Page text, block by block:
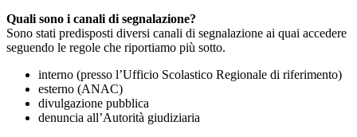
Quali sono i canali di segnalazione?
Sono stati predisposti diversi canali di segnalazione ai quai accedere
seguendo le regole che riportiamo più sotto.
interno (presso l’Ufficio Scolastico Regionale di riferimento)
esterno (ANAC)
divulgazione pubblica
denuncia all’Autorità giudiziaria